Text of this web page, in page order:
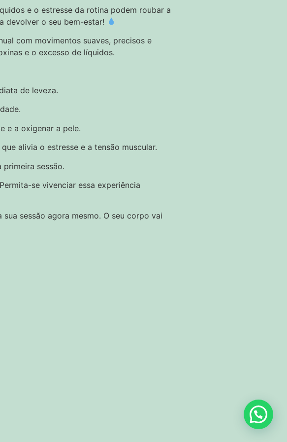
e o estresse da rotina podem roubar a
devolver o seu bem-estar!
com movimentos suaves, precisos e
e o excesso de líquidos.
de leveza.
e a oxigenar a pele.
alivia o estresse e a tensão muscular.
sessão.
se vivenciar essa experiência
sessão agora mesmo. O seu corpo vai